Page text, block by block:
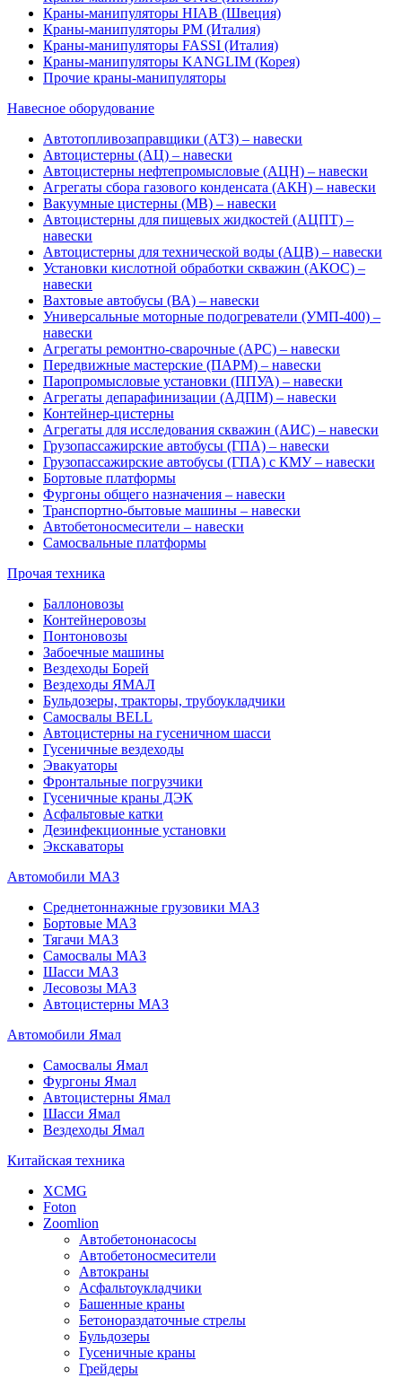
Краны-манипуляторы HIAB (Швеция)
Краны-манипуляторы PM (Италия)
Краны-манипуляторы FASSI (Италия)
Краны-манипуляторы KANGLIM (Корея)
Прочие краны-манипуляторы
Навесное оборудование
Автотопливозаправщики (АТЗ) – навески
Автоцистерны (АЦ) – навески
Автоцистерны нефтепромысловые (АЦН) – навески
Агрегаты сбора газового конденсата (АКН) – навески
Вакуумные цистерны (МВ) – навески
Автоцистерны для пищевых жидкостей (АЦПТ) –
навески
Автоцистерны для технической воды (АЦВ) – навески
Установки кислотной обработки скважин (АКОС) –
навески
Вахтовые автобусы (ВА) – навески
Универсальные моторные подогреватели (УМП-400) –
навески
Агрегаты ремонтно-сварочные (АРС) – навески
Передвижные мастерские (ПАРМ) – навески
Паропромысловые установки (ППУА) – навески
Агрегаты депарафинизации (АДПМ) – навески
Контейнер-цистерны
Агрегаты для исследования скважин (АИС) – навески
Грузопассажирские автобусы (ГПА) – навески
Грузопассажирские автобусы (ГПА) с КМУ – навески
Бортовые платформы
Фургоны общего назначения – навески
Транспортно-бытовые машины – навески
Автобетоносмесители – навески
Самосвальные платформы
Прочая техника
Баллоновозы
Контейнеровозы
Понтоновозы
Забоечные машины
Вездеходы Борей
Вездеходы ЯМАЛ
Бульдозеры, тракторы, трубоукладчики
Самосвалы BELL
Автоцистерны на гусеничном шасси
Гусеничные вездеходы
Эвакуаторы
Фронтальные погрузчики
Гусеничные краны ДЭК
Асфальтовые катки
Дезинфекционные установки
Экскаваторы
Автомобили МАЗ
Среднетоннажные грузовики МАЗ
Бортовые МАЗ
Тягачи МАЗ
Самосвалы МАЗ
Шасси МАЗ
Лесовозы МАЗ
Автоцистерны МАЗ
Автомобили Ямал
Самосвалы Ямал
Фургоны Ямал
Автоцистерны Ямал
Шасси Ямал
Вездеходы Ямал
Китайская техника
XCMG
Foton
Zoomlion
Автобетононасосы
Автобетоносмесители
Автокраны
Асфальтоукладчики
Башенные краны
Бетонораздаточные стрелы
Бульдозеры
Гусеничные краны
Грейдеры